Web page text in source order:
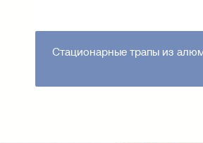
Стационарные трапы из